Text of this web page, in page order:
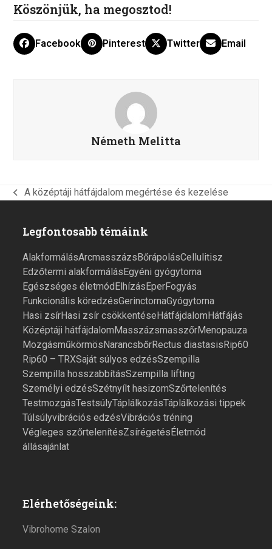
Köszönjük, ha megosztod!
Facebook Pinterest Twitter Email
Németh Melitta
previous
A középtáji hátfájdalom megértése és kezelése
Legfontosabb témáink
AlakformálásArcmasszázsBőrápolásCellulitisz
Edzőtermi alakformálásEgyéni gyógytorna
Egészséges életmódElhízásEperFogyás
Funkcionális köredzésGerinctornaGyógytorna
Hasi zsírHasi zsír csökkentéseHátfájdalomHátfájás
Középtáji hátfájdalomMasszázsmasszőrMenopauza
MozgásműkörmösNarancsbőrRectus diastasisRip60
Rip60 – TRXSaját súlyos edzésSzempilla
Szempilla hosszabbításSzempilla lifting
Személyi edzésSzétnyílt hasizomSzőrtelenítés
TestmozgásTestsúlyTáplálkozásTáplálkozási tippek
Túlsúlyvibrációs edzésVibrációs tréning
Végleges szőrtelenítésZsírégetésÉletmód
állásajánlat
Elérhetőségeink:
Vibrohome Szalon